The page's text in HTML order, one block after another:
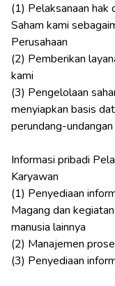
(1) Pelaksanaan hak
Saham kami
Perusahaan
(2) Pemberikan
kami
(3) Pengelolaan
menyiapkan basis
perundang-undangan
Informasi pribadi
Karyawan
(1) Penyediaan
Magang dan
manusia lainnya
(2) Manajemen
(3) Penyediaan